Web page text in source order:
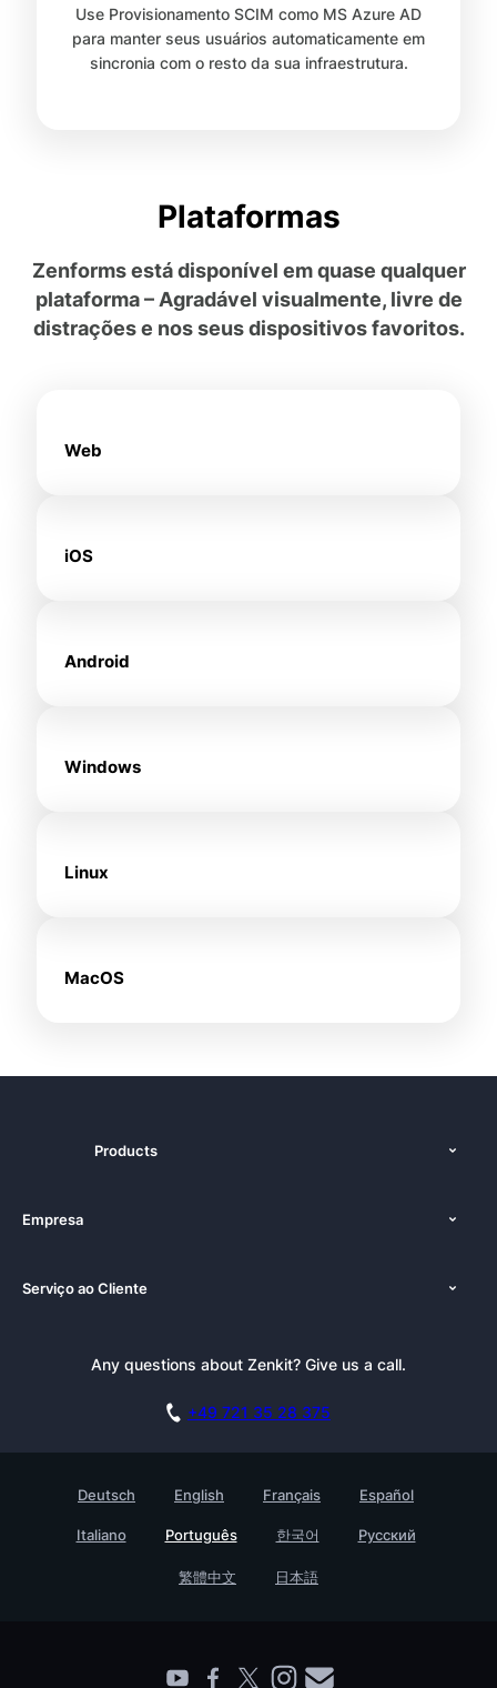
Use Provisionamento SCIM como MS Azure AD
para manter seus usuários automaticamente em
sincronia com o resto da sua infraestrutura.
Plataformas
Zenforms está disponível em quase qualquer
plataforma – Agradável visualmente, livre de
distrações e nos seus dispositivos favoritos.
Web
iOS
Android
Windows
Linux
MacOS
Products
Documentação
Empresa
Imprensa
Academia
Empreedimento
Ache um companheiro
Serviço ao Cliente
Boletim Informativo
Contato
Any questions about Zenkit? Give us a call.
+49 721 35 28 375
Deutsch English Français Español
Italiano Português 한국어 Русский
繁體中文 日本語